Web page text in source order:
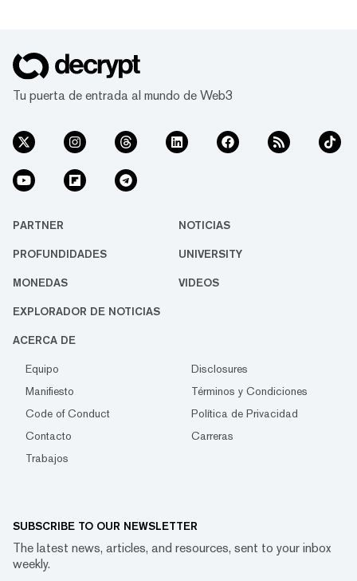
Tu puerta de entrada al mundo de Web3
PARTNER NOTICIAS
PROFUNDIDADES UNIVERSITY
MONEDAS VIDEOS
EXPLORADOR DE NOTICIAS
ACERCA DE
Equipo
Disclosures
Manifiesto
Términos y Condiciones
Code of Conduct
Política de Privacidad
Contacto
Carreras
Trabajos
SUBSCRIBE TO OUR NEWSLETTER
The latest news, articles, and resources, sent to your inbox
weekly.